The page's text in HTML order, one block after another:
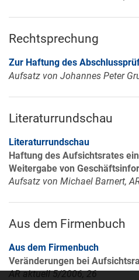
Rechtsprechung
Zur Haftung des
Aufsatz von Johannes Peter
Literaturrundschau
Literaturrundschau
Haftung des Aufsichtsrates
Weitergabe von
Aufsatz von Michael Barnert,
Aus dem Firmenbuch
Aus dem Firmenbuch
Veränderungen bei
AR aktuell 5/2006, 26